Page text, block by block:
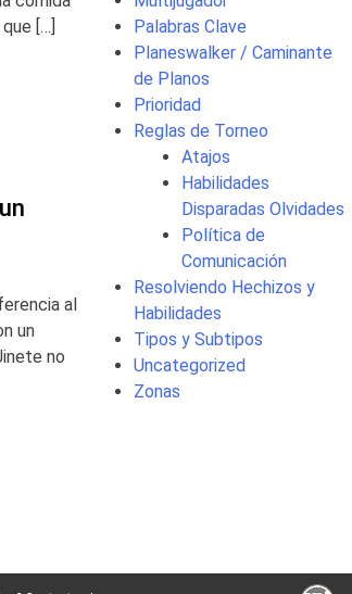
[…]
al
un
no
Palabras Clave
Planeswalker / Caminante
de Planos
Prioridad
Reglas de Torneo
Atajos
Habilidades
Disparadas Olvidades
Política de
Comunicación
Resolviendo Hechizos y
Habilidades
Tipos y Subtipos
Uncategorized
Zonas